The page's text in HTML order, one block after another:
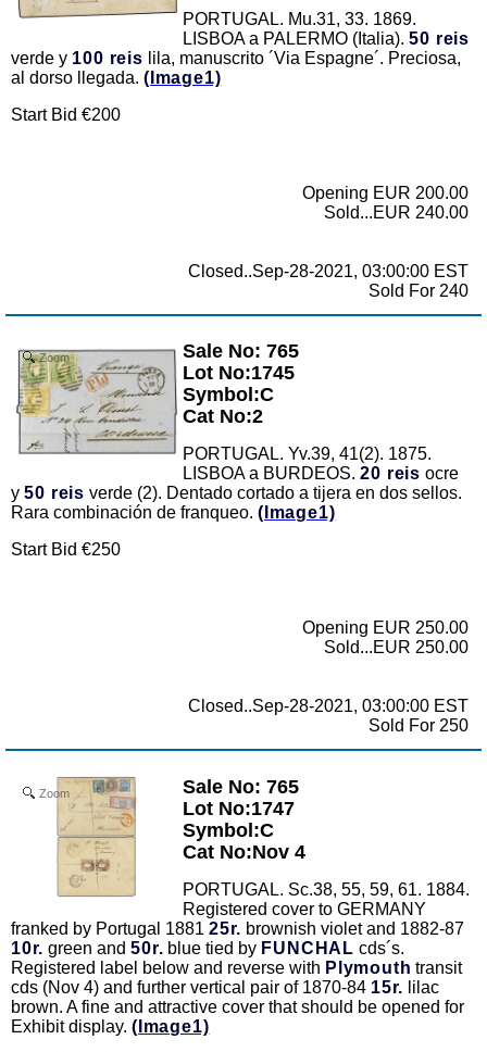
PORTUGAL. Mu.31, 33. 1869.
LISBOA a PALERMO (Italia). 50 reis
verde y 100 reis lila, manuscrito ´Via Espagne´. Preciosa,
al dorso llegada. (Image1)
Start Bid €200
Opening EUR 200.00
Sold...EUR 240.00
Closed..Sep-28-2021, 03:00:00 EST
Sold For 240
Zoom
Sale No: 765
Lot No:1745
Symbol:C
Cat No:2
PORTUGAL. Yv.39, 41(2). 1875.
LISBOA a BURDEOS. 20 reis ocre
y 50 reis verde (2). Dentado cortado a tijera en dos sellos.
Rara combinación de franqueo. (Image1)
Start Bid €250
Opening EUR 250.00
Sold...EUR 250.00
Closed..Sep-28-2021, 03:00:00 EST
Sold For 250
Zoom
Sale No: 765
Lot No:1747
Symbol:C
Cat No:Nov 4
PORTUGAL. Sc.38, 55, 59, 61. 1884.
Registered cover to GERMANY
franked by Portugal 1881 25r. brownish violet and 1882-87
10r. green and50r. blue tied by FUNCHAL cds´s.
Registered label below and reverse with Plymouth transit
cds (Nov 4) and further vertical pair of 1870-84 15r. lilac
brown. A fine and attractive cover that should be opened for
Exhibit display. (Image1)